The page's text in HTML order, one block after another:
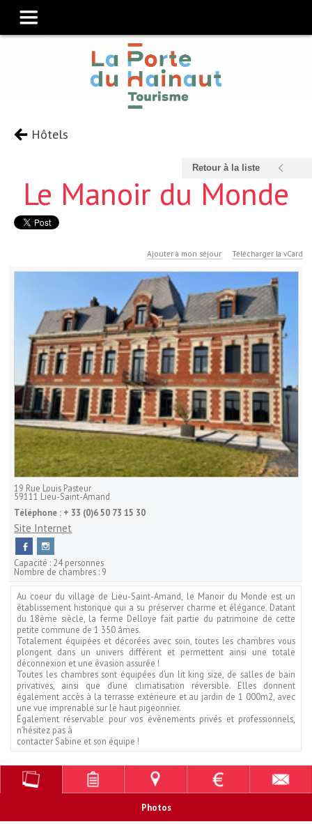
Hôtels
Retour à la liste
Le Manoir du Monde
Ajouter à mon séjour Télécharger la vCard
19 Rue Louis Pasteur
59111 Lieu-Saint-Amand
Téléphone : + 33 (0)6 50 73 15 30
Site Internet
Capacité : 24 personnes
Nombre de chambres : 9
Au coeur du village de Lieu-Saint-Amand, le Manoir du Monde est un
établissement historique qui a su préserver charme et élégance. Datant
du 18ème siècle, la ferme Delloye fait partie du patrimoine de cette
petite commune de 1 350 âmes.
Totalement équipées et décorées avec soin, toutes les chambres vous
plongent dans un univers différent et permettent ainsi une totale
déconnexion et une évasion assurée !
Toutes les chambres sont équipées d’un lit king size, de salles de bain
privatives, ainsi que d’une climatisation réversible. Elles donnent
également accès à la terrasse extérieure et au jardin de 1 000m2, avec
une vue imprenable sur le haut pigeonnier.
Également réservable pour vos évènements privés et professionnels,
n’hésitez pas à
contacter Sabine et son équipe !
Photos